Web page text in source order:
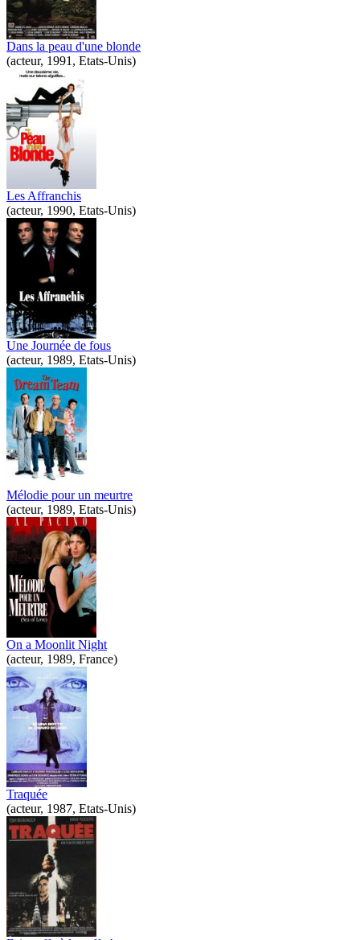
Dans la peau d'une blonde
(acteur, 1991, Etats-Unis)
Les Affranchis
(acteur, 1990, Etats-Unis)
Une Journée de fous
(acteur, 1989, Etats-Unis)
Mélodie pour un meurtre
(acteur, 1989, Etats-Unis)
On a Moonlit Night
(acteur, 1989, France)
Traquée
(acteur, 1987, Etats-Unis)